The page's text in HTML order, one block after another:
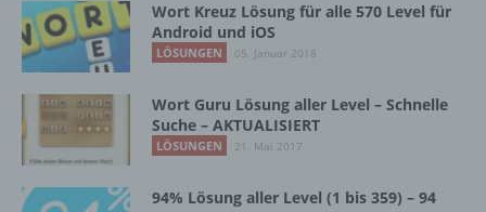
Wort Kreuz Lösung für alle 570 Level für
Android und iOS
LÖSUNGEN 05. Januar 2018
Wort Guru Lösung aller Level – Schnelle
Suche – AKTUALISIERT
LÖSUNGEN 21. Mai 2017
94% Lösung aller Level (1 bis 359) – 94
Verantwortlichen oder des
Auftragsverarbeiters befugt sind, die
personenbezogenen Daten zu verarbeiten.
k) Einwilligung
Person freiwillig für den bestimmten Fall in